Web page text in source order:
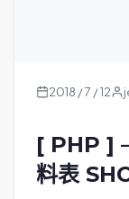
2018 / 7 / 12
[ PHP ]
料表